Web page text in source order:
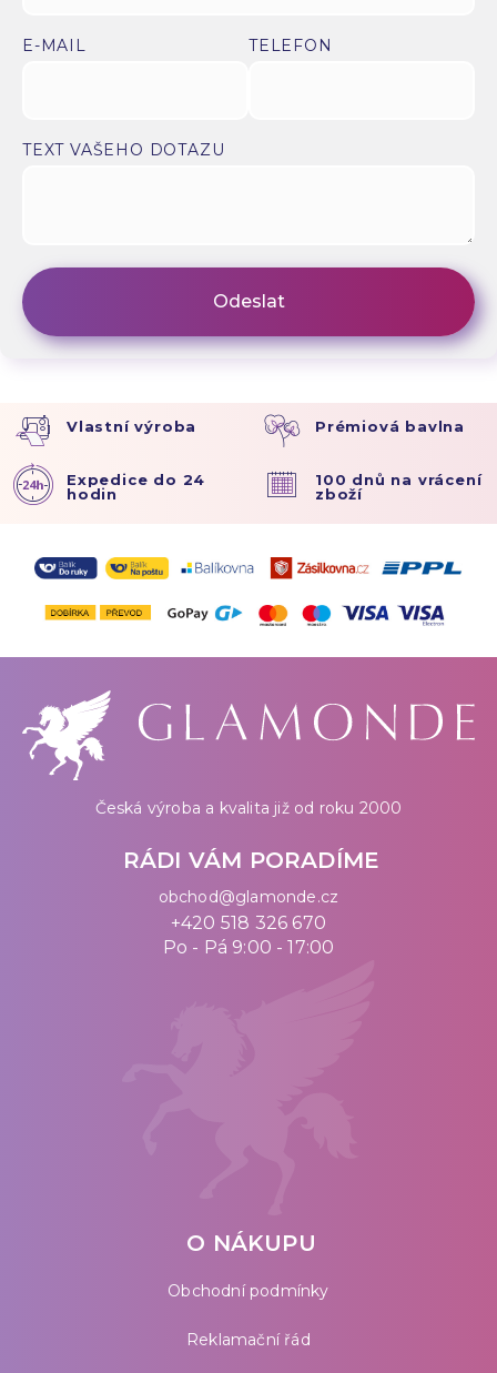
E-MAIL TELEFON
TEXT VAŠEHO DOTAZU
Vlastní výroba Prémiová bavlna
Expedice do 24
hodin
100 dnů na vrácení
zboží
Česká výroba a kvalita již od roku 2000
RÁDI VÁM PORADÍME
obchod@glamonde.cz
+420 518 326 670
Po - Pá 9:00 - 17:00
O NÁKUPU
Obchodní podmínky
Reklamační řád